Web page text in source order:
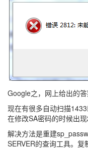
Google之，网上给出的答
现在有很多自动扫描
在修改SA密码的时候出现
解决方法是重建
SERVER的查询工具。复